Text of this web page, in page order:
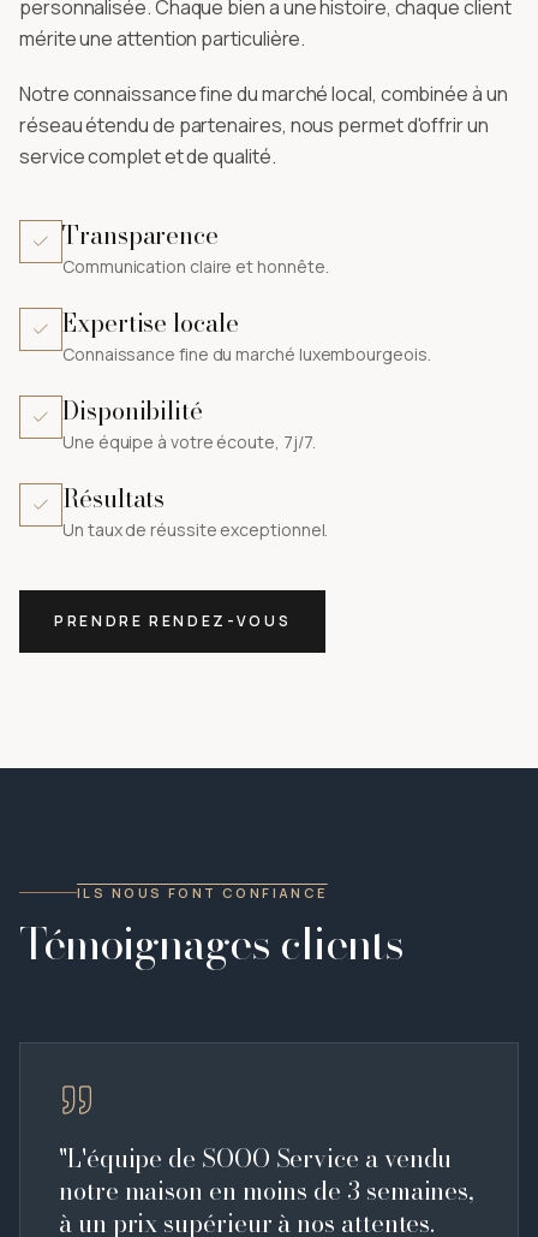
personnalisée. Chaque bien a une histoire, chaque client
mérite une attention particulière.
Notre connaissance fine du marché local, combinée à un
réseau étendu de partenaires, nous permet d'offrir un
service complet et de qualité.
Transparence
Communication claire et honnête.
Expertise locale
Connaissance fine du marché luxembourgeois.
Disponibilité
Une équipe à votre écoute, 7j/7.
Résultats
Un taux de réussite exceptionnel.
PRENDRE RENDEZ-VOUS
ILS NOUS FONT CONFIANCE
Témoignages clients
"L'équipe de SOOO Service a vendu
notre maison en moins de 3 semaines,
à un prix supérieur à nos attentes.